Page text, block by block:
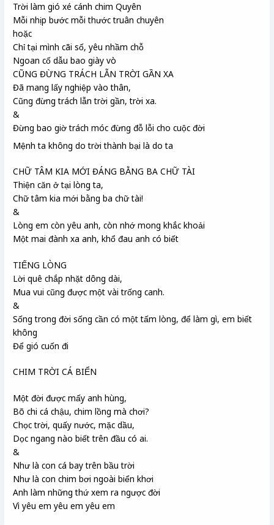
Trời làm gió xé cánh chim Quyên
Mỗi nhịp bước mỗi thước truân chuyên
hoặc
Chỉ tại mình cãi số, yêu nhầm chỗ
Ngoan cố dẫu bao giày vò
CŨNG ĐỪNG TRÁCH LẪN TRỜI GẦN XA
Đã mang lấy nghiệp vào thân,
Cũng đừng trách lẫn trời gần, trời xa.
&
Đừng bao giờ trách móc đừng đỗ lỗi cho cuộc đời
Mệnh ta không do trời thành bại là do ta
CHỮ TÂM KIA MỚI ĐÁNG BẰNG BA CHỮ TÀI
Thiện căn ở tại lòng ta,
Chữ tâm kia mới bằng ba chữ tài!
&
Lòng em còn yêu anh, còn nhớ mong khắc khoải
Một mai đành xa anh, khổ đau anh có biết
TIẾNG LÒNG
Lời quê chắp nhặt dông dài,
Mua vui cũng được một vài trống canh.
&
Sống trong đời sống cần có một tấm lòng, để làm gì, em biết
không
Để gió cuốn đi
CHIM TRỜI CÁ BIỂN
Một đời được mấy anh hùng,
Bõ chi cá chậu, chim lồng mà chơi?
Chọc trời, quấy nước, mặc dầu,
Dọc ngang nào biết trên đầu có ai.
&
Như là con cá bay trên bầu trời
Như là con chim bơi ngoài biển khơi
Anh làm những thứ xem ra ngược đời
Vì yêu em yêu em yêu em